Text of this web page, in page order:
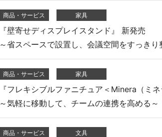
商品・サービス 家具
『壁寄せディスプレイスタンド』 新発売
～省スペースで設置し、会議空間をすっきり
商品・サービス 家具
『フレキシブルファニチュア＜Minera（ミ
～気軽に移動して、チームの連携を高める～
商品・サービス 文具